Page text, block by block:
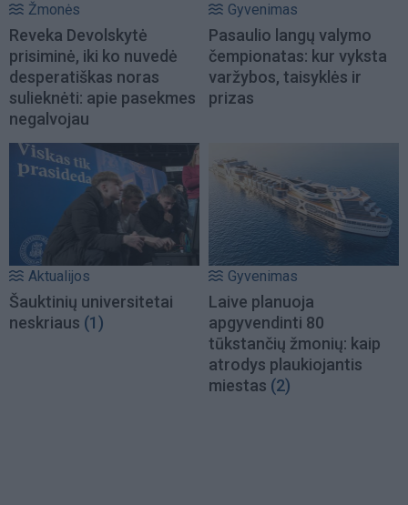
Žmonės
Reveka Devolskytė
prisiminė, iki ko nuvedė
desperatiškas noras
sulieknėti: apie pasekmes
negalvojau
Gyvenimas
Pasaulio langų valymo
čempionatas: kur vyksta
varžybos, taisyklės ir
prizas
Aktualijos
Šauktinių universitetai
neskriaus (1)
Gyvenimas
Laive planuoja
apgyvendinti 80
tūkstančių žmonių: kaip
atrodys plaukiojantis
miestas (2)